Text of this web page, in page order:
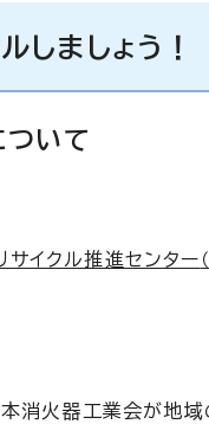
しましょう！
いて
イクル推進センター
消火器工業会が地域